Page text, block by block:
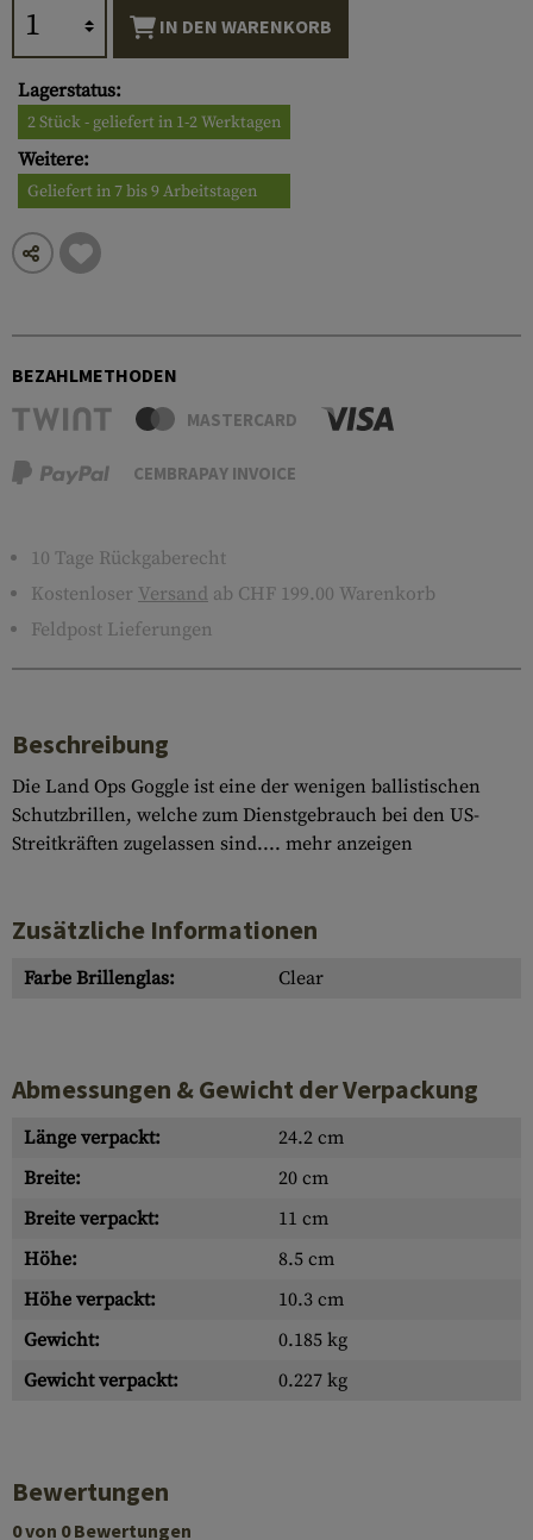
IN DEN WARENKORB
Lagerstatus:
2 Stück - geliefert in 1-2 Werktagen
Weitere:
Geliefert in 7 bis 9 Arbeitstagen
BEZAHLMETHODEN
MASTERCARD
CEMBRAPAY INVOICE
10 Tage Rückgaberecht
Kostenloser Versand ab CHF 199.00 Warenkorb
Feldpost Lieferungen
Beschreibung
Die Land Ops Goggle ist eine der wenigen ballistischen
Schutzbrillen, welche zum Dienstgebrauch bei den US-
Streitkräften zugelassen sind.... mehr anzeigen
Zusätzliche Informationen
Farbe Brillenglas: Clear
Abmessungen & Gewicht der Verpackung
Länge verpackt:
24.2 cm
Breite:
20 cm
Breite verpackt:
11 cm
Höhe:
8.5 cm
Höhe verpackt:
10.3 cm
Gewicht:
0.185 kg
Gewicht verpackt:
0.227 kg
Bewertungen
0 von 0 Bewertungen